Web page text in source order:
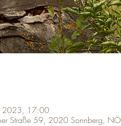
2023, 17:00
Straße 59, 2020 Sonnberg, NÖ